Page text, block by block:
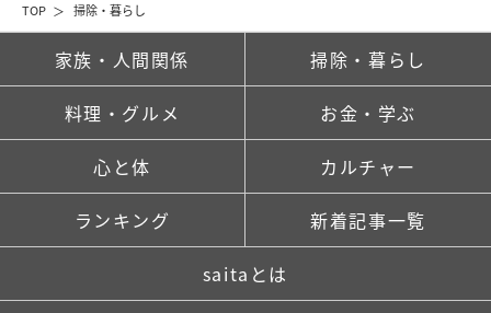
TOP 掃除・暮らし
家族・人間関係 掃除・暮らし
料理・グルメ お金・学ぶ
心と体 カルチャー
ランキング 新着記事一覧
saitaとは